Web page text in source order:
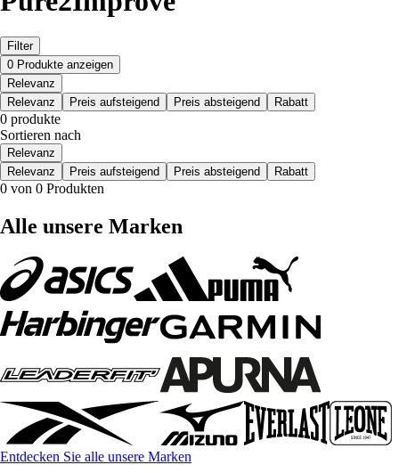
Filter
0 Produkte anzeigen
Relevanz
Relevanz
Preis aufsteigend Preis absteigend Rabatt
0 produkte
Sortieren nach
Relevanz
Relevanz
Preis aufsteigend Preis absteigend Rabatt
0 von 0 Produkten
Alle unsere Marken
Entdecken Sie alle unsere Marken